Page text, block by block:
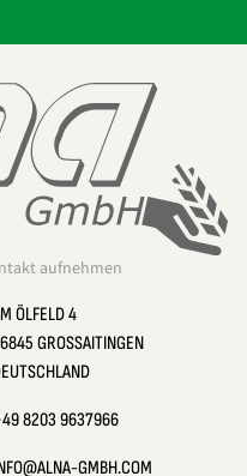
aufnehmen
ÖLFELD 4
GROSSAITINGEN
8203 9637966
GMBH.COM